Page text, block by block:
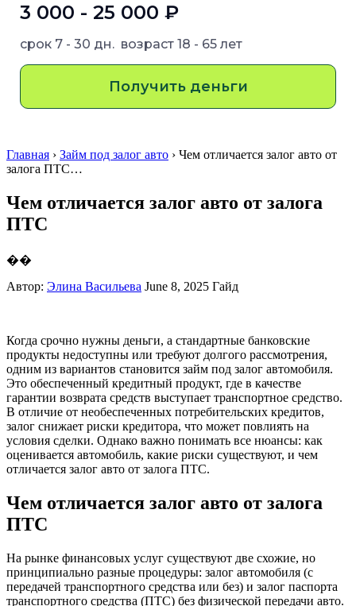
3 000 - 25 000 ₽
срок 7 - 30 дн. возраст 18 - 65 лет
Получить деньги
Главная › Займ под залог авто › Чем отличается залог авто от
залога ПТС…
Чем отличается залог авто от залога
ПТС
��
Автор: Элина Васильева June 8, 2025 Гайд
Когда срочно нужны деньги, а стандартные банковские
продукты недоступны или требуют долгого рассмотрения,
одним из вариантов становится займ под залог автомобиля.
Это обеспеченный кредитный продукт, где в качестве
гарантии возврата средств выступает транспортное средство.
В отличие от необеспеченных потребительских кредитов,
залог снижает риски кредитора, что может повлиять на
условия сделки. Однако важно понимать все нюансы: как
оценивается автомобиль, какие риски существуют, и чем
отличается залог авто от залога ПТС.
Чем отличается залог авто от залога
ПТС
На рынке финансовых услуг существуют две схожие, но
принципиально разные процедуры: залог автомобиля (с
передачей транспортного средства или без) и залог паспорта
транспортного средства (ПТС) без физической передачи авто.